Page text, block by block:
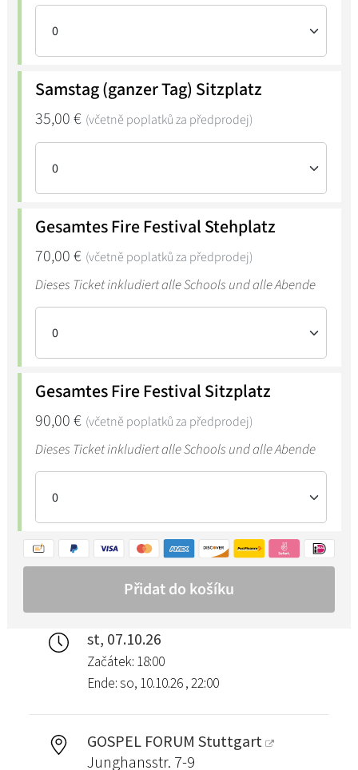
st, 07.10.26
Začátek: 18:00
Ende: so, 10.10.26 , 22:00
GOSPEL FORUM Stuttgart
Junghansstr. 7-9